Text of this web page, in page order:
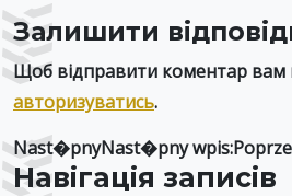
Залишити
Щоб відправити коментар вам
авторизуватись.
Nast�pnyNast�pny
Навігація записів